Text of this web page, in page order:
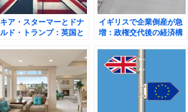
キア・スターマーとドナ
ルド・トランプ：英国と
イギリスで企業倒産が急
増：政権交代後の経済構